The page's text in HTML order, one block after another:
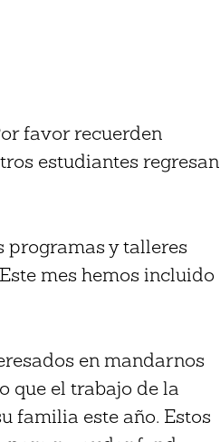
favor recuerden
estudiantes regresan
programas y talleres
mes hemos incluido
en mandarnos
que el trabajo de la
familia este año. Estos